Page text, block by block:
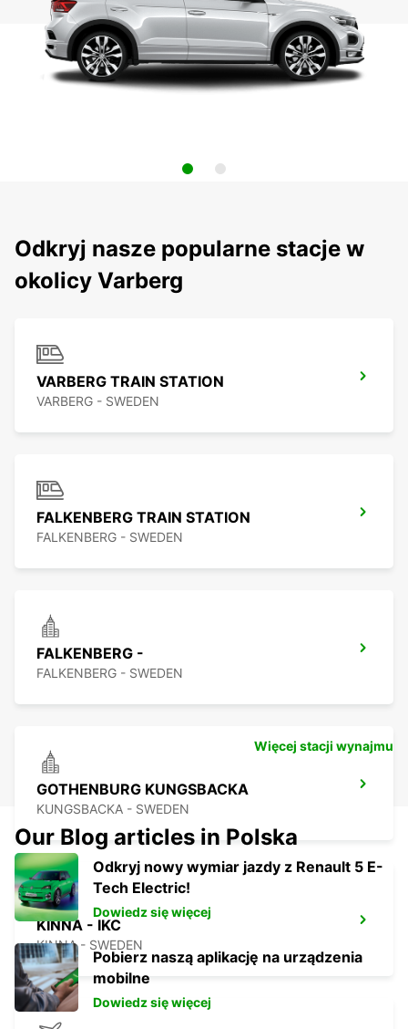
Odkryj nasze popularne stacje w
okolicy Varberg
VARBERG TRAIN STATION
VARBERG - SWEDEN
FALKENBERG TRAIN STATION
FALKENBERG - SWEDEN
FALKENBERG -
FALKENBERG - SWEDEN
GOTHENBURG KUNGSBACKA
KUNGSBACKA - SWEDEN
KINNA - IKC
KINNA - SWEDEN
Więcej stacji wynajmu
Our Blog articles in Polska
Odkryj nowy wymiar jazdy z Renault 5 E-
Tech Electric!
Dowiedz się więcej
Pobierz naszą aplikację na urządzenia
mobilne
Dowiedz się więcej